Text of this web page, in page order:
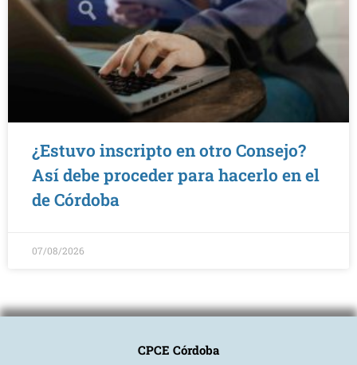
¿Estuvo inscripto en otro Consejo?
Así debe proceder para hacerlo en el
de Córdoba
07/08/2026
CPCE Córdoba